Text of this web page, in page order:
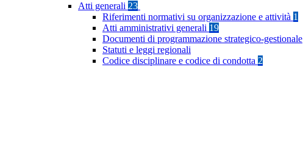
Atti generali 23
Riferimenti normativi su organizzazione e attività 1
Atti amministrativi generali 19
Documenti di programmazione strategico-gestionale
Statuti e leggi regionali
Codice disciplinare e codice di condotta 2